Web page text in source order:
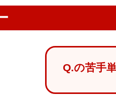
Q.の苦手